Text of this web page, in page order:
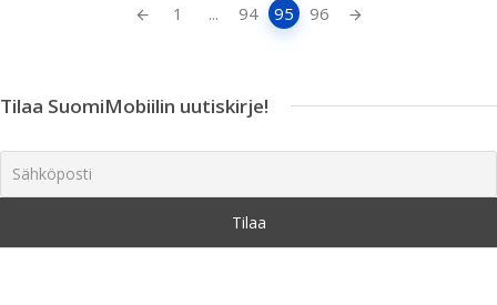
1 ... 94 95 96
Tilaa SuomiMobiilin uutiskirje!